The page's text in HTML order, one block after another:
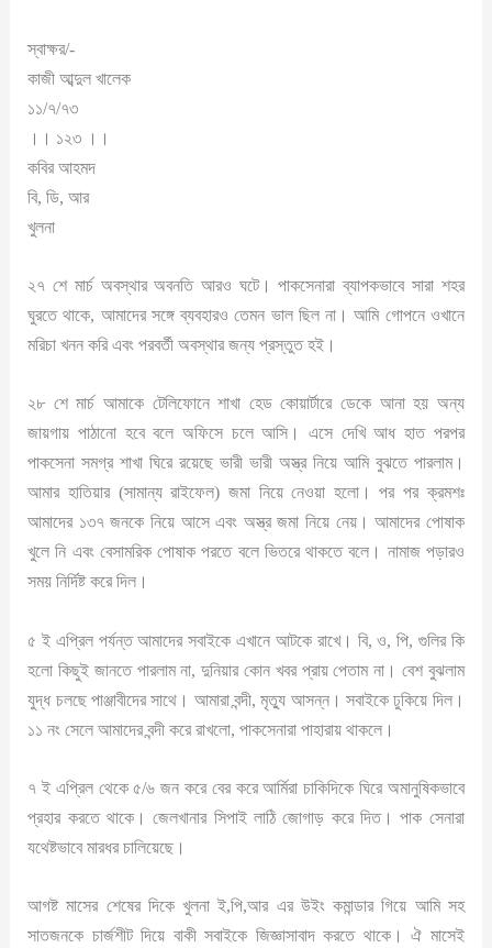
স্বাক্ষর/-
কাজী আব্দুল খালেক
১১/৭/৭৩
।। ১২৩ ।।
কবির আহমদ
বি, ডি, আর
খুলনা
২৭ শে মার্চ অবস্থার অবনতি আরও ঘটে। পাকসেনারা ব্যাপকভাবে সারা শহর
ঘুরতে থাকে, আমাদের সঙ্গে ব্যবহারও তেমন ভাল ছিল না। আমি গোপনে ওখানে
মরিচা খনন করি এবং পরবর্তী অবস্থার জন্য প্রস্তুত হই।
২৮ শে মার্চ আমাকে টেলিফোনে শাখা হেড কোয়ার্টারে ডেকে আনা হয় অন্য
জায়গায় পাঠানো হবে বলে অফিসে চলে আসি। এসে দেখি আধ হাত পরপর
পাকসেনা সমগ্র শাখা ঘিরে রয়েছে ভারী ভারী অস্ত্র নিয়ে আমি বুঝতে পারলাম।
আমার হাতিয়ার (সামান্য রাইফেল) জমা নিয়ে নেওয়া হলো। পর পর ক্রমশঃ
আমাদের ১৩৭ জনকে নিয়ে আসে এবং অস্ত্র জমা নিয়ে নেয়। আমাদের পোষাক
খুলে নি এবং বেসামরিক পোষাক পরতে বলে ভিতরে থাকতে বলে। নামাজ পড়ারও
সময় নির্দিষ্ট করে দিল।
৫ ই এপ্রিল পর্যন্ত আমাদের সবাইকে এখানে আটকে রাখে। বি, ও, পি, গুলির কি
হলো কিছুই জানতে পারলাম না, দুনিয়ার কোন খবর প্রায় পেতাম না। বেশ বুঝলাম
যুদ্ধ চলছে পাঞ্জাবীদের সাথে। আমারা বন্দী, মৃত্যু আসন্ন। সবাইকে ঢুকিয়ে দিল।
১১ নং সেলে আমাদের বন্দী করে রাখলো, পাকসেনারা পাহারায় থাকলে।
৭ ই এপ্রিল থেকে ৫/৬ জন করে বের করে আর্মিরা চাকিদিকে ঘিরে অমানুষিকভাবে
প্রহার করতে থাকে। জেলখানার সিপাই লাঠি জোগাড় করে দিত। পাক সেনারা
যথেষ্টভাবে মারধর চালিয়েছে।
আগষ্ট মাসের শেষের দিকে খুলনা ই,পি,আর এর উইং কমান্ডার গিয়ে আমি সহ
সাতজনকে চার্জশীট দিয়ে বাকী সবাইকে জিজ্ঞাসাবাদ করতে থাকে। ঐ মাসেই